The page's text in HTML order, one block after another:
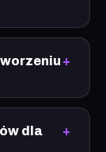
dla